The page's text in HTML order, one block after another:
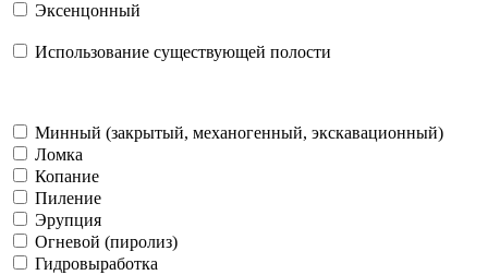
Эксенцонный
Использование существующей полости
Минный (закрытый, механогенный, экскавационный)
Ломка
Копание
Пиление
Эрупция
Огневой (пиролиз)
Гидровыработка